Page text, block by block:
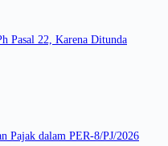
Pasal 22, Karena Ditunda
Pajak dalam PER-8/PJ/2026